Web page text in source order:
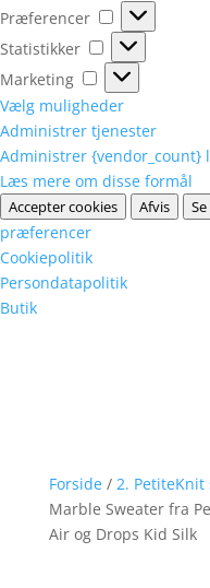
Præferencer
Præferencer
Statistikker
Statistikker
Marketing
Marketing
Vælg muligheder
Administrer tjenester
Administrer {vendor_count}
Læs mere om disse formål
Accepter cookies Afvis
præferencer
Cookiepolitik
Persondatapolitik
Butik
Forside/ 2.
Marble Sweater fra
Air og Drops Kid Silk